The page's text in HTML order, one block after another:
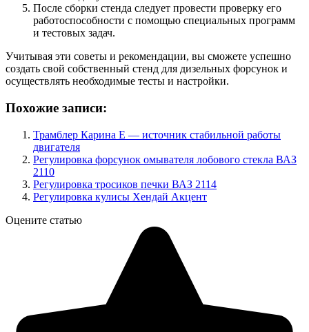
После сборки стенда следует провести проверку его
работоспособности с помощью специальных программ
и тестовых задач.
Учитывая эти советы и рекомендации, вы сможете успешно
создать свой собственный стенд для дизельных форсунок и
осуществлять необходимые тесты и настройки.
Похожие записи:
Трамблер Карина Е — источник стабильной работы
двигателя
Регулировка форсунок омывателя лобового стекла ВАЗ
2110
Регулировка тросиков печки ВАЗ 2114
Регулировка кулисы Хендай Акцент
Оцените статью